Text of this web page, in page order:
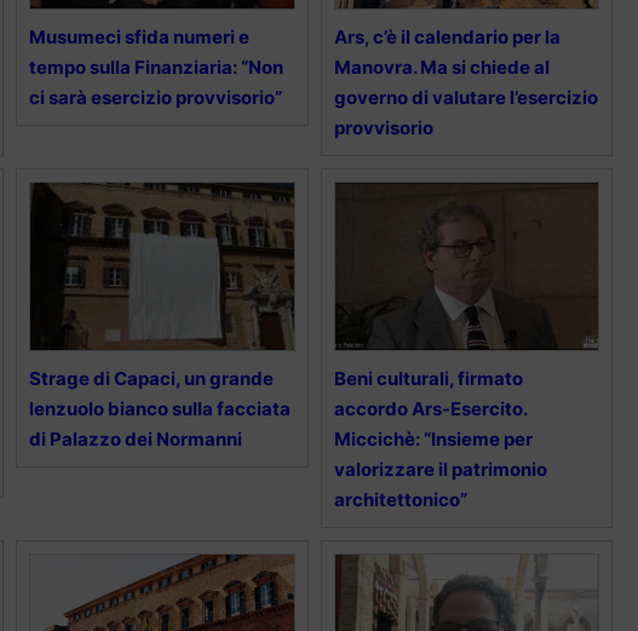
Musumeci sfida numeri e
tempo sulla Finanziaria: “Non
ci sarà esercizio provvisorio”
Ars, c’è il calendario per la
Manovra. Ma si chiede al
governo di valutare l’esercizio
provvisorio
Strage di Capaci, un grande
lenzuolo bianco sulla facciata
di Palazzo dei Normanni
Beni culturali, firmato
accordo Ars-Esercito.
Miccichè: “Insieme per
valorizzare il patrimonio
architettonico”